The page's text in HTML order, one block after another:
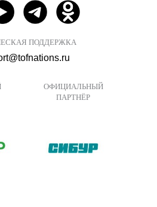
ПОДДЕРЖКА
ОФИЦИАЛЬНЫЙ
ПАРТНЁР